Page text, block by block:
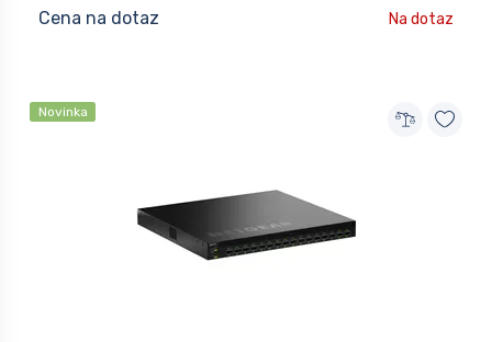
Cena na dotaz Na dotaz
Novinka